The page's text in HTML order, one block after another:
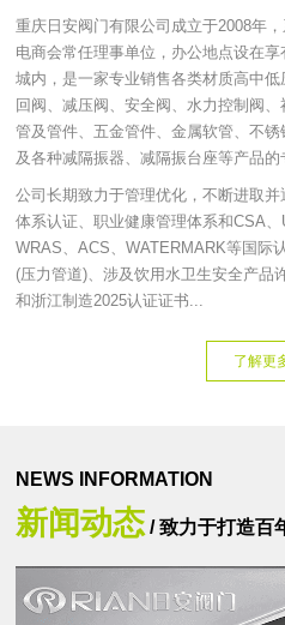
重庆日安阀门有限公司成立于2008年
电商会常任理事单位，办公地点设在享
城内，是一家专业销售各类材质高中
回阀、减压阀、安全阀、水力控制阀
管及管件、五金管件、金属软管、不锈
及各种减隔振器、减隔振台座等产品的
公司长期致力于管理优化，不断进取
体系认证、职业健康管理体系和CSA、
WRAS、ACS、WATERMARK等国际
(压力管道)、涉及饮用水卫生安全产品
和浙江制造2025认证证书...
了解更
NEWS INFORMATION
新闻动态 / 致力于打造百